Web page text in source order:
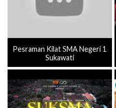
Pesraman Kilat SMA Negeri 1
Sukawati